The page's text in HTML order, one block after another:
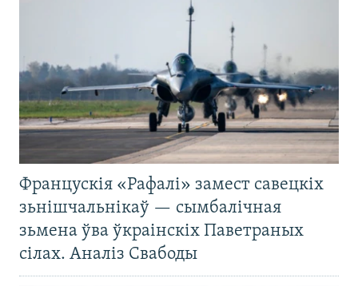
Францускія «Рафалі» замест савецкіх
зьнішчальнікаў — сымбалічная
зьмена ўва ўкраінскіх Паветраных
сілах. Аналіз Свабоды